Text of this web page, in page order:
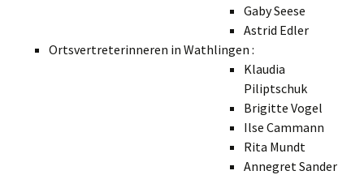
Gaby Seese
Astrid Edler
Ortsvertreterinneren in Wathlingen :
Klaudia
Piliptschuk
Brigitte Vogel
Ilse Cammann
Rita Mundt
Annegret Sander